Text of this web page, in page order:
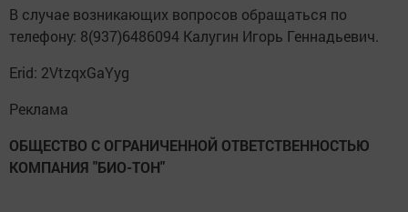
В случае возникающих вопросов обращаться по
телефону: 8(937)6486094 Калугин Игорь Геннадьевич.
Erid: 2VtzqxGaYyg
Реклама
ОБЩЕСТВО С ОГРАНИЧЕННОЙ ОТВЕТСТВЕННОСТЬЮ
КОМПАНИЯ "БИО-ТОН"